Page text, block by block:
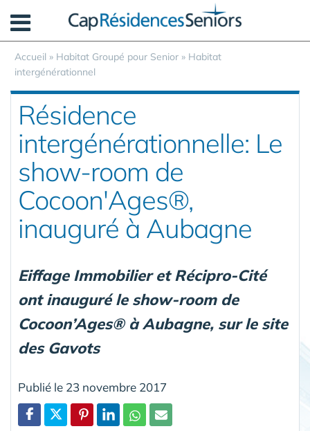
Accueil » Habitat Groupé pour Senior » Habitat
intergénérationnel
Résidence
intergénérationnelle: Le
show-room de
Cocoon'Ages®,
inauguré à Aubagne
Eiffage Immobilier et Récipro-Cité
ont inauguré le show-room de
Cocoon’Ages® à Aubagne, sur le site
des Gavots
Publié le 23 novembre 2017
Panneau de gestion des cookies